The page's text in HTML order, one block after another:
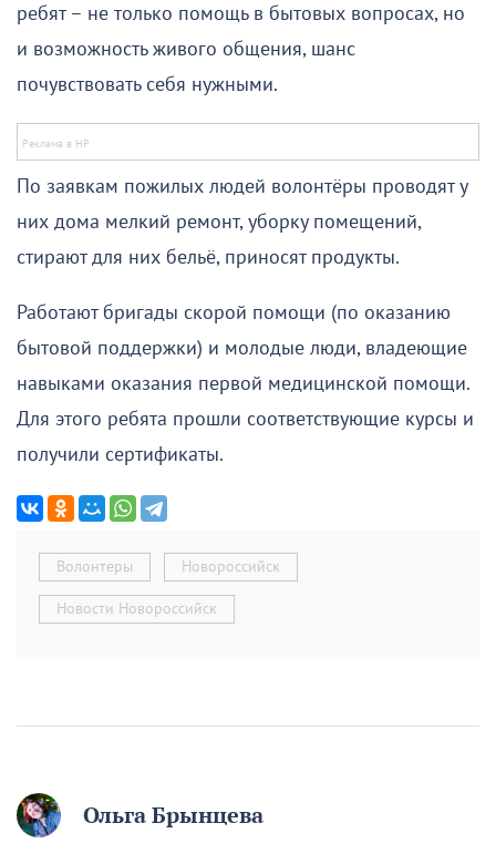
ребят – не только помощь в бытовых вопросах, но
и возможность живого общения, шанс
почувствовать себя нужными.
По заявкам пожилых людей волонтёры проводят у
них дома мелкий ремонт, уборку помещений,
стирают для них бельё, приносят продукты.
Работают бригады скорой помощи (по оказанию
бытовой поддержки) и молодые люди, владеющие
навыками оказания первой медицинской помощи.
Для этого ребята прошли соответствующие курсы и
получили сертификаты.
Волонтеры Новороссийск
Новости Новороссийск
Ольга Брынцева